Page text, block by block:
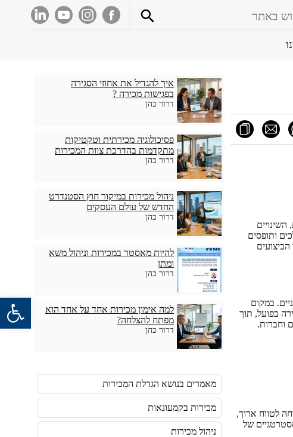
פתח
ותופסים
במקום
בפועל, תוך
וחברות.
לטווח ארוך,
של
איך להגדיל את אחוזי הסגירה
בפגישות מכירה ?
דרור כהן
פסיכולוגיה מכירתית וטקטיקות
מתקדמות בהדרכת צוות המכירות
דרור כהן
ניהול מכירות במיקור חוץ הסטנדרט
החדש של עולם העסקים
דרור כהן
להיות מאסטר במכירות וניהול משא
ומתן
דרור כהן
למה אימון מכירות אחד על אחד הוא
מפתח להצלחה?
דרור כהן
מאמרים בנושא הגדלת המכירות
מכירות בקמעונאות
ניהול מכירות